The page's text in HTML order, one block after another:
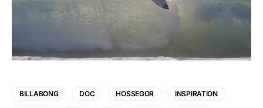
BILLABONG DOC HOSSEGOR INSPIRATION